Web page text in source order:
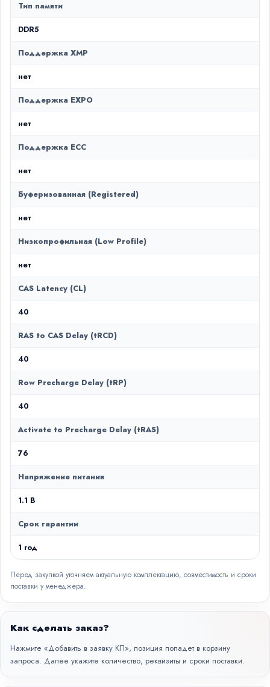
Тип памяти
DDR5
Поддержка XMP
нет
Поддержка EXPO
нет
Поддержка ECC
нет
Буферизованная (Registered)
нет
Низкопрофильная (Low Profile)
нет
CAS Latency (CL)
40
RAS to CAS Delay (tRCD)
40
Row Precharge Delay (tRP)
40
Activate to Precharge Delay (tRAS)
76
Напряжение питания
1.1 В
Срок гарантии
1 год
Перед закупкой уточняем актуальную комплектацию, совместимость и сроки
поставки у менеджера.
Как сделать заказ?
Нажмите «Добавить в заявку КП», позиция попадет в корзину
запроса. Далее укажите количество, реквизиты и сроки поставки.